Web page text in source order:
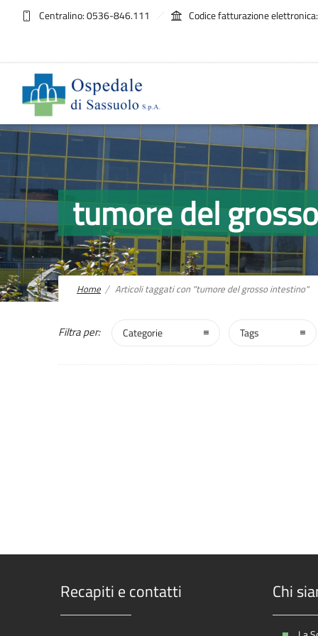
Centralino: 0536-846.111 Codice fatturazione
tumore del
Home Articoli taggati con "tumore del grosso intestino"
Filtra per: Categorie Tags
Recapiti e contatti Chi